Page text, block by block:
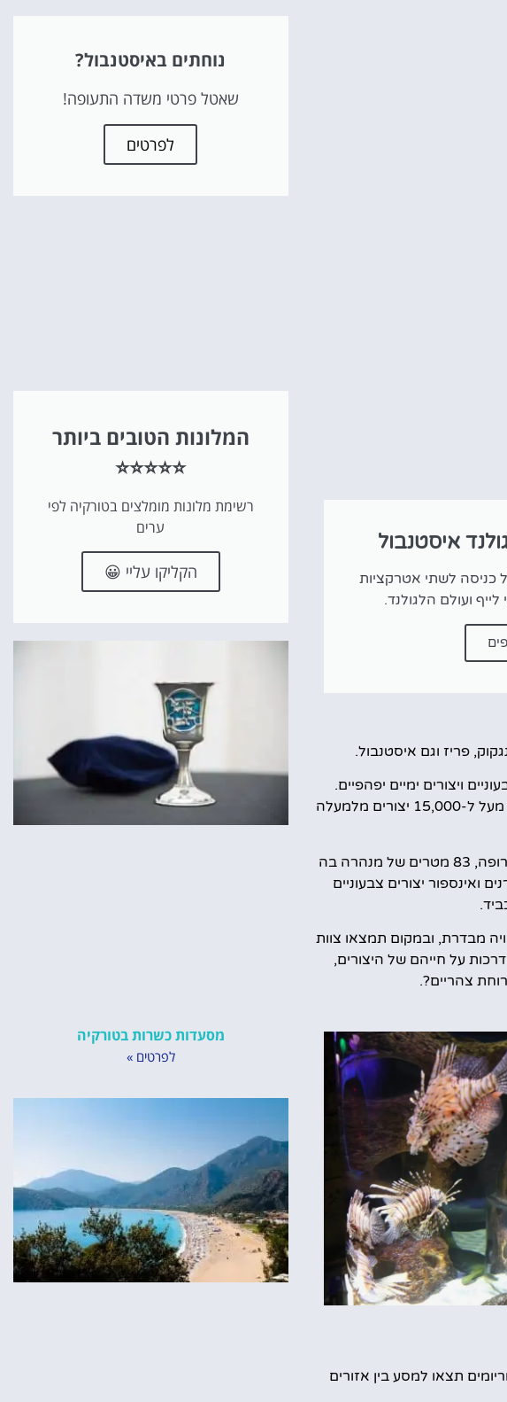
איסטנבול
כניסה לשתי אטרקציות
ועולם הלגולנד.
פריז וגם איסטנבול.
ויצורים ימיים יפהפיים.
האקווריום החדשני נחשב ליצירת מופת שמעניקה הצצה שאין שנייה לה לממלכה המסתורית של האוקיינוסים, עם מעל ל-15,000 יצורים מלמעלה
גולת הכותרת של סי לייף איסטנבול היא ללא ספק מנהרת האוקיינוס המלכותית, שנחשבת למנהרה הארוכה באירופה, 83 מטרים של מנהרה בה
ואינספור יצורים צבעוניים
מבדרת, ובמקום תמצאו צוות
על חייהם של היצורים,
צהריים?.
תצאו למסע בין אזורים
נוחתים באיסטנבול?
שאטל פרטי משדה התעופה!
לפרטים
המלונות הטובים ביותר
⭐⭐⭐⭐⭐
רשימת מלונות מומלצים בטורקיה לפי
ערים
הקליקו עליי 😀
מסעדות כשרות בטורקיה
לפרטים »